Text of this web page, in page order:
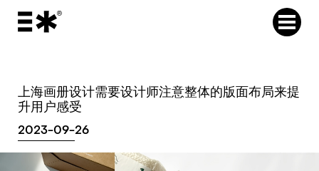
上海画册设计需要设计师注意整体的版面布局来提
升用户感受
2023-09-26